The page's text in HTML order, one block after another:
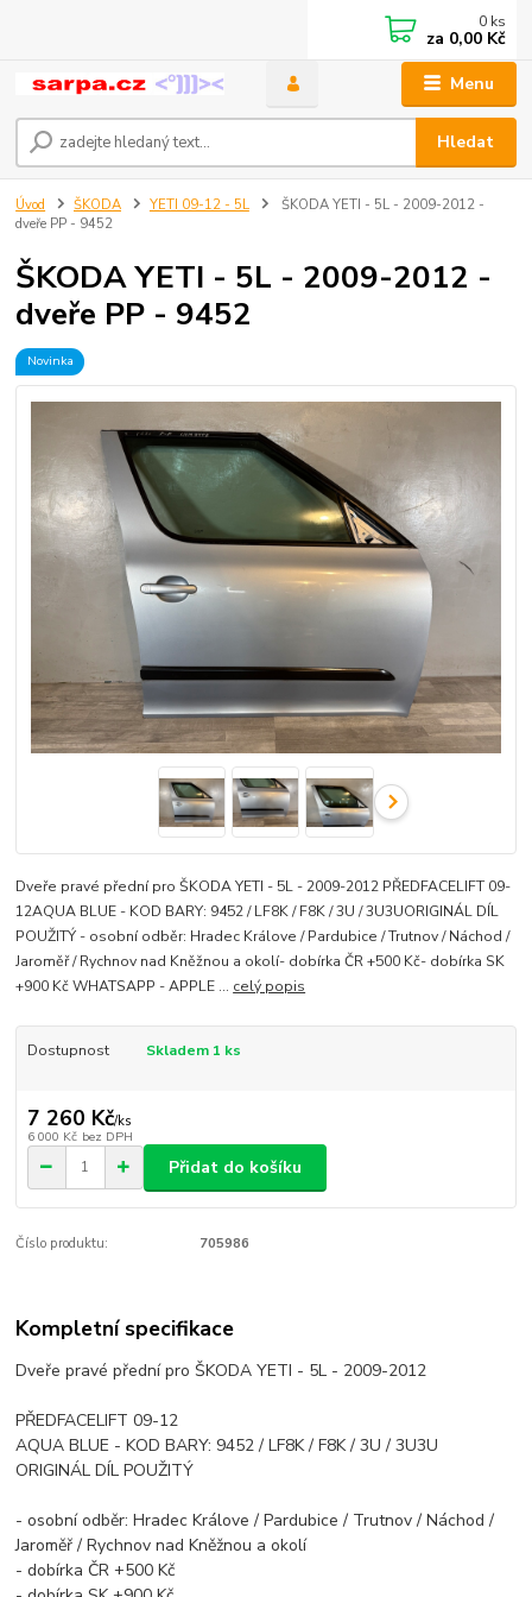
Menu
Hledat
0 ks
za 0,00 Kč
Úvod ŠKODA YETI 09-12 - 5L
ŠKODA YETI - 5L - 2009-2012 -
dveře PP - 9452
ŠKODA YETI - 5L - 2009-2012 -
dveře PP - 9452
Novinka
Dveře pravé přední pro ŠKODA YETI - 5L - 2009-2012 PŘEDFACELIFT 09-
12AQUA BLUE - KOD BARY: 9452 / LF8K / F8K / 3U / 3U3UORIGINÁL DÍL
POUŽITÝ - osobní odběr: Hradec Králove / Pardubice / Trutnov / Náchod /
Jaroměř / Rychnov nad Kněžnou a okolí- dobírka ČR +500 Kč- dobírka SK
+900 Kč WHATSAPP - APPLE ... celý popis
Dostupnost Skladem 1 ks
7 260 Kč/ks
6 000 Kč bez DPH
Přidat do košíku
Číslo produktu: 705986
Kompletní specifikace
Dveře pravé přední pro ŠKODA YETI - 5L - 2009-2012
PŘEDFACELIFT 09-12
AQUA BLUE - KOD BARY: 9452 / LF8K / F8K / 3U / 3U3U
ORIGINÁL DÍL POUŽITÝ
- osobní odběr: Hradec Králove / Pardubice / Trutnov / Náchod /
Jaroměř / Rychnov nad Kněžnou a okolí
- dobírka ČR +500 Kč